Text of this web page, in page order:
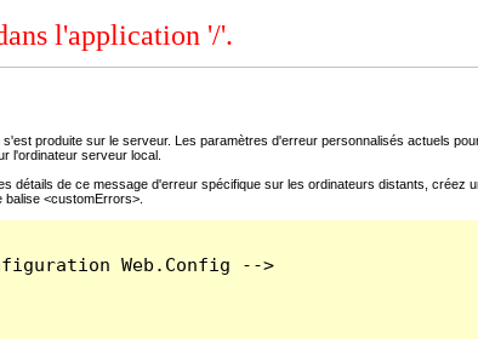
l'application '/'.
produite sur le serveur. Les paramètres d'erreur personnalisés actuels
l'ordinateur serveur local.
détails de ce message d'erreur spécifique sur les ordinateurs distants,
<customErrors>.
Web.Config -->